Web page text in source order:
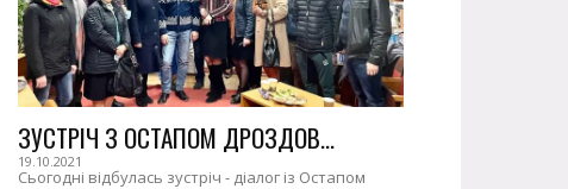
ЗУСТРІЧ З ОСТАПОМ ДРОЗДОВ...
19.10.2021
Сьогодні відбулась зустріч - діалог із Остапом